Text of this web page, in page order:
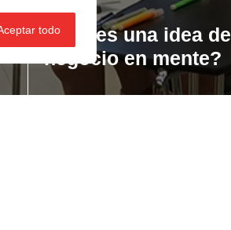
todo
¿Tienes una idea de
negocio en mente?